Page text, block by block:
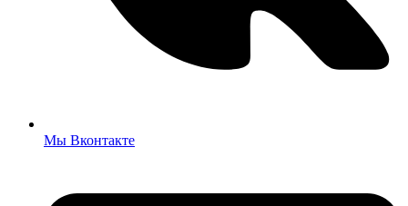
Мы Вконтакте